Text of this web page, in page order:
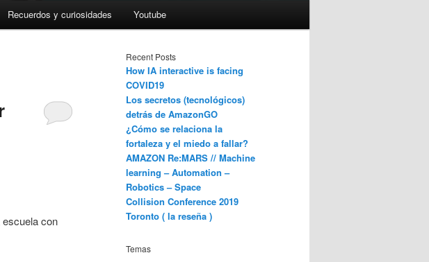
Recuerdos y curiosidades Youtube
escuela con
Recent Posts
How IA interactive is facing
COVID19
Los secretos (tecnológicos)
detrás de AmazonGO
¿Cómo se relaciona la
fortaleza y el miedo a fallar?
AMAZON Re:MARS // Machine
learning – Automation –
Robotics – Space
Collision Conference 2019
Toronto ( la reseña )
Temas